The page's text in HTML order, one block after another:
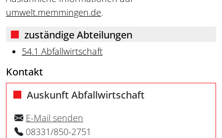
umwelt.memmingen.de.
zuständige Abteilungen
54.1 Abfallwirtschaft
Kontakt
Auskunft Abfallwirtschaft
E-Mail senden
08331/850-2751